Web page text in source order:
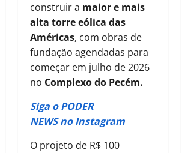
construir a maior e mais
alta torre eólica das
Américas, com obras de
fundação agendadas para
começar em julho de 2026
no Complexo do Pecém.
Siga o PODER
NEWS no Instagram
O projeto de R$ 100